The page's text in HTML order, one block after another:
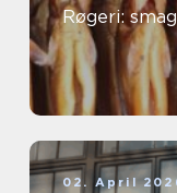
Røgeri:
02. April